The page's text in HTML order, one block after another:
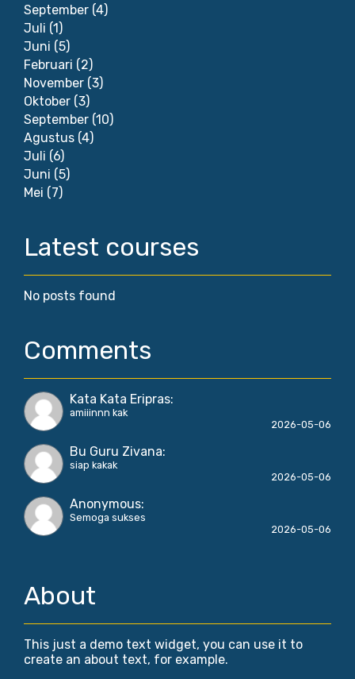
September (4)
Juli (1)
Juni (5)
Februari (2)
November (3)
Oktober (3)
September (10)
Agustus (4)
Juli (6)
Juni (5)
Mei (7)
Latest courses
No posts found
Comments
Kata Kata Eripras:
amiiinnn kak
2026-05-06
Bu Guru Zivana:
siap kakak
2026-05-06
Anonymous:
Semoga sukses
2026-05-06
About
This just a demo text widget, you can use it to
create an about text, for example.